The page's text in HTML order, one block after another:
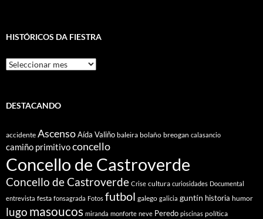
HISTÓRICOS DA FIESTRA
Históricos
Da
DESTACANDO
accidente AscensoAída Valiño baleira bolaño breogan calasancio
camiño primitivoconcello
Concello de Castroverde
Concello de Castroverde Crise cultura curiosidades Documental
entrevista festa fonsagrada Fotos futbol galego galicia guntín historia humor
lugo masoucos miranda monforte neve Peredo piscinas política